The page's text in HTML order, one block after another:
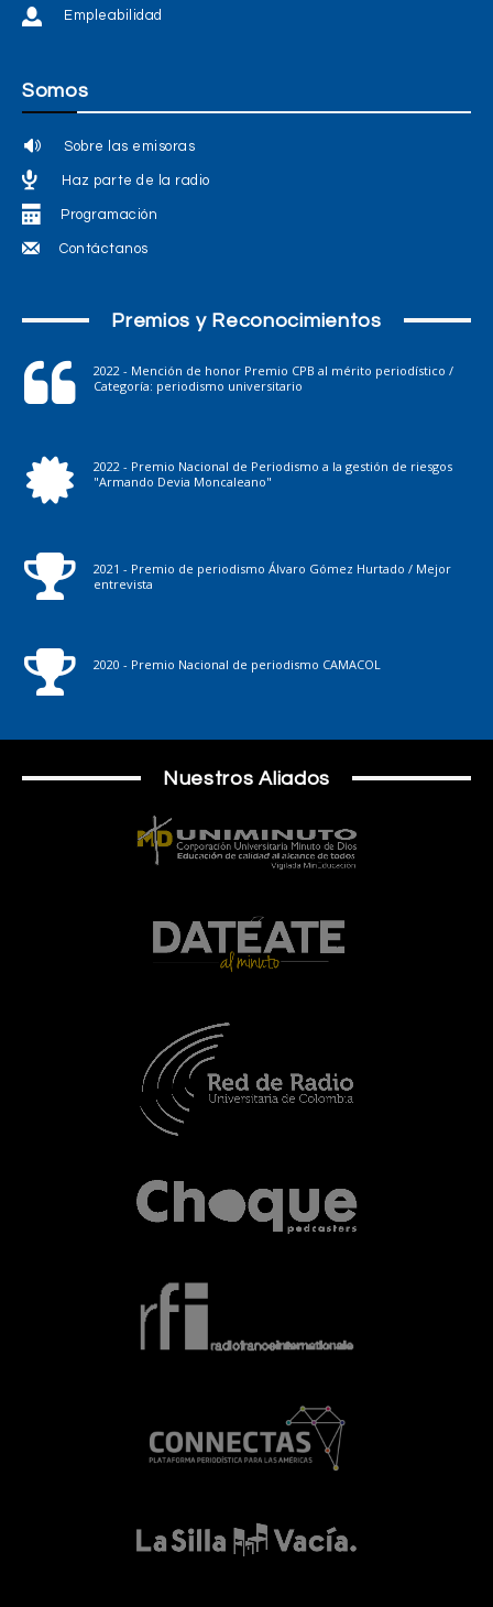
Empleabilidad
Somos
Sobre las emisoras
Haz parte de la radio
Programación
Contáctanos
Premios y Reconocimientos
2022 - Mención de honor Premio CPB al mérito periodístico /
Categoría: periodismo universitario
2022 - Premio Nacional de Periodismo a la gestión de riesgos
"Armando Devia Moncaleano"
2021 - Premio de periodismo Álvaro Gómez Hurtado / Mejor
entrevista
2020 - Premio Nacional de periodismo CAMACOL
Nuestros Aliados